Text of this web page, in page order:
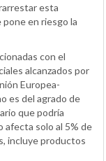
esta
en riesgo la
con el
alcanzados por
Europea-
es del agrado de
que podría
afecta solo al 5% de
incluye productos